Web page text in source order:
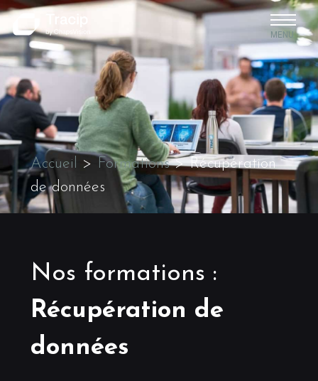
MENU
Accueil > Formations>Récupération
de données
Nos formations :
Récupération de
données